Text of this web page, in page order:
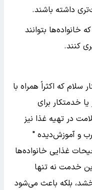
داشته باشند.
خانواده‌ها بتوانند
کنند.
که اکثراً همراه با
خدمتکار برای
در تهیه غذا نیز
و آموزش‌دیده "
غذایی خانواده‌ها
خدمت نه تنها
بلکه باعث می‌شود